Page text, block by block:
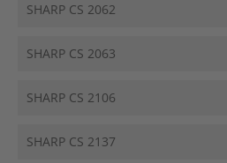
SHARP CS 2062
SHARP CS 2063
SHARP CS 2106
SHARP CS 2137